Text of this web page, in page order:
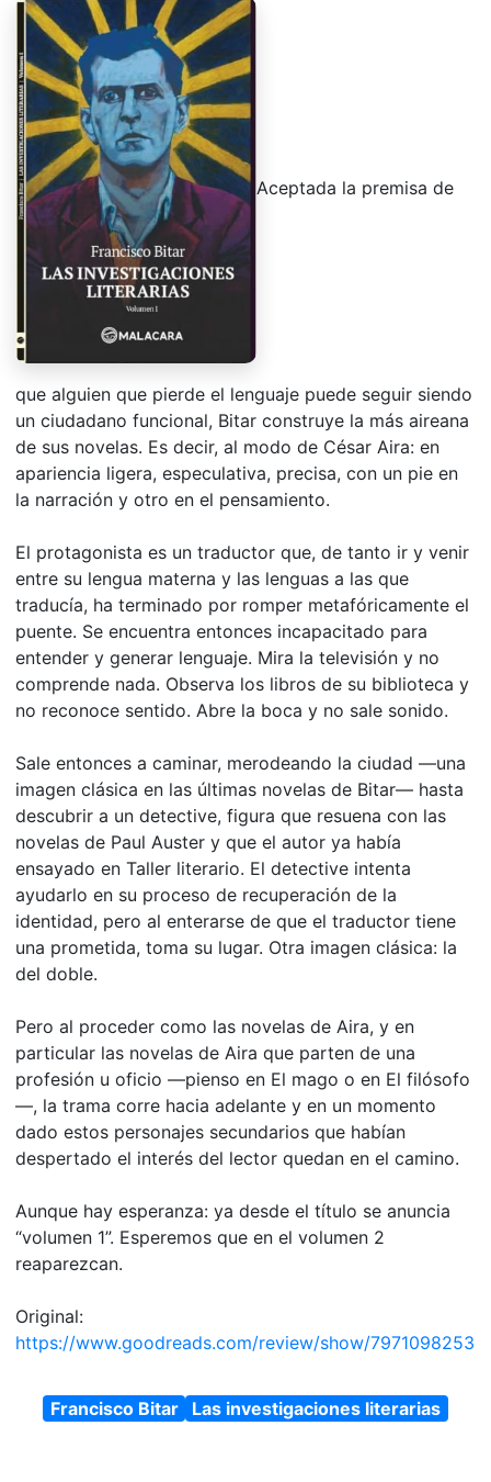
Aceptada la premisa de
que alguien que pierde el lenguaje puede seguir siendo
un ciudadano funcional, Bitar construye la más aireana
de sus novelas. Es decir, al modo de César Aira: en
apariencia ligera, especulativa, precisa, con un pie en
la narración y otro en el pensamiento.
El protagonista es un traductor que, de tanto ir y venir
entre su lengua materna y las lenguas a las que
traducía, ha terminado por romper metafóricamente el
puente. Se encuentra entonces incapacitado para
entender y generar lenguaje. Mira la televisión y no
comprende nada. Observa los libros de su biblioteca y
no reconoce sentido. Abre la boca y no sale sonido.
Sale entonces a caminar, merodeando la ciudad —una
imagen clásica en las últimas novelas de Bitar— hasta
descubrir a un detective, figura que resuena con las
novelas de Paul Auster y que el autor ya había
ensayado en Taller literario. El detective intenta
ayudarlo en su proceso de recuperación de la
identidad, pero al enterarse de que el traductor tiene
una prometida, toma su lugar. Otra imagen clásica: la
del doble.
Pero al proceder como las novelas de Aira, y en
particular las novelas de Aira que parten de una
profesión u oficio —pienso en El mago o en El filósofo
—, la trama corre hacia adelante y en un momento
dado estos personajes secundarios que habían
despertado el interés del lector quedan en el camino.
Aunque hay esperanza: ya desde el título se anuncia
“volumen 1”. Esperemos que en el volumen 2
reaparezcan.
Original:
https://www.goodreads.com/review/show/7971098253
Francisco Bitar Las investigaciones literarias